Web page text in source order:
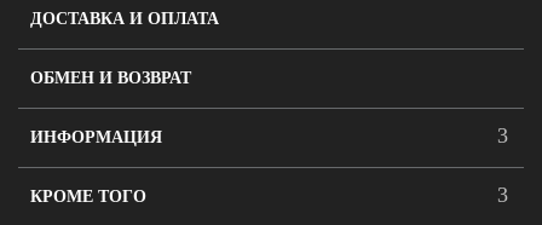
ДОСТАВКА И ОПЛАТА
ОБМЕН И ВОЗВРАТ
ИНФОРМАЦИЯ
КРОМЕ ТОГО